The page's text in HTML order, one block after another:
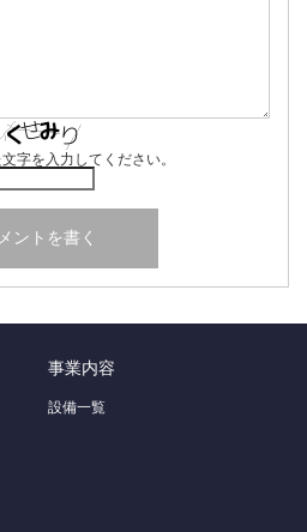
字を入力してください。
事業内容
設備一覧